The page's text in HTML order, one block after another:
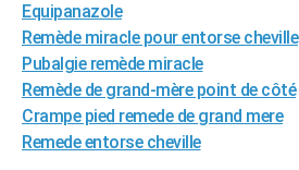
Destinations
City break
Voyage nature
Voyage de noces
Forum
Climat
+PHOTO
GUIDES D'ACHAT
BONS PLANS
Equipanazole
Remède miracle pour entorse cheville
Pubalgie remède miracle
Remède de grand-mère point de côté
Crampe pied remede de grand mere
Remede entorse cheville